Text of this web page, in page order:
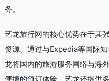
务。
艺龙旅行网的核心优势在于其
资源。通过与Expedia等国际
龙将国内的旅游服务网络与海